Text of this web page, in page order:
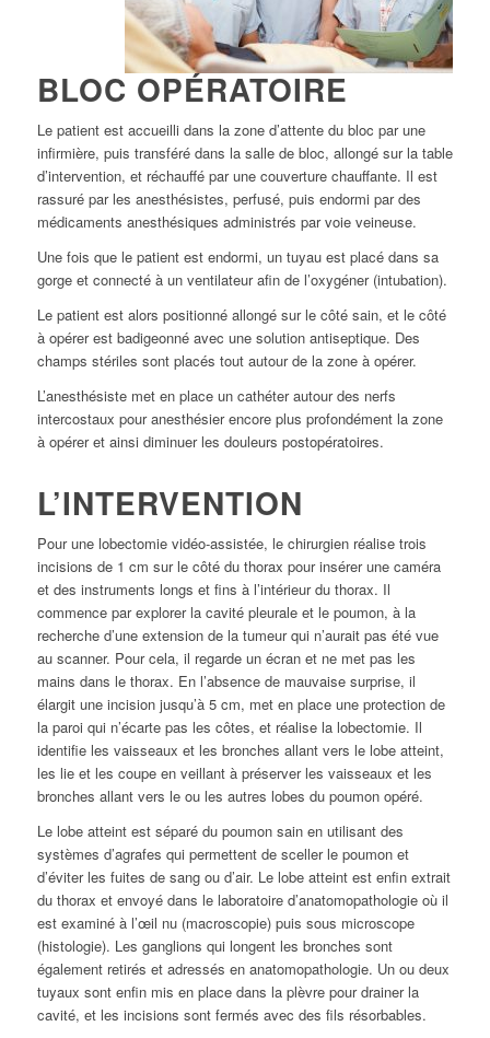
BLOC OPÉRATOIRE
Le patient est accueilli dans la zone d’attente du bloc par une
infirmière, puis transféré dans la salle de bloc, allongé sur la table
d’intervention, et réchauffé par une couverture chauffante. Il est
rassuré par les anesthésistes, perfusé, puis endormi par des
médicaments anesthésiques administrés par voie veineuse.
Une fois que le patient est endormi, un tuyau est placé dans sa
gorge et connecté à un ventilateur afin de l’oxygéner (intubation).
Le patient est alors positionné allongé sur le côté sain, et le côté
à opérer est badigeonné avec une solution antiseptique. Des
champs stériles sont placés tout autour de la zone à opérer.
L’anesthésiste met en place un cathéter autour des nerfs
intercostaux pour anesthésier encore plus profondément la zone
à opérer et ainsi diminuer les douleurs postopératoires.
L’INTERVENTION
Pour une lobectomie vidéo-assistée, le chirurgien réalise trois
incisions de 1 cm sur le côté du thorax pour insérer une caméra
et des instruments longs et fins à l’intérieur du thorax. Il
commence par explorer la cavité pleurale et le poumon, à la
recherche d’une extension de la tumeur qui n’aurait pas été vue
au scanner. Pour cela, il regarde un écran et ne met pas les
mains dans le thorax. En l’absence de mauvaise surprise, il
élargit une incision jusqu’à 5 cm, met en place une protection de
la paroi qui n’écarte pas les côtes, et réalise la lobectomie. Il
identifie les vaisseaux et les bronches allant vers le lobe atteint,
les lie et les coupe en veillant à préserver les vaisseaux et les
bronches allant vers le ou les autres lobes du poumon opéré.
Le lobe atteint est séparé du poumon sain en utilisant des
systèmes d’agrafes qui permettent de sceller le poumon et
d’éviter les fuites de sang ou d’air. Le lobe atteint est enfin extrait
du thorax et envoyé dans le laboratoire d’anatomopathologie où il
est examiné à l’œil nu (macroscopie) puis sous microscope
(histologie). Les ganglions qui longent les bronches sont
également retirés et adressés en anatomopathologie. Un ou deux
tuyaux sont enfin mis en place dans la plèvre pour drainer la
cavité, et les incisions sont fermés avec des fils résorbables.